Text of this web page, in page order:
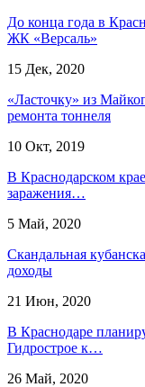
До конца года в
ЖК «Версаль»
15 Дек, 2020
«Ласточку» из
ремонта тоннеля
10 Окт, 2019
В Краснодарском
заражения…
5 Май, 2020
Скандальная
доходы
21 Июн, 2020
В Краснодаре
Гидрострое к…
26 Май, 2020